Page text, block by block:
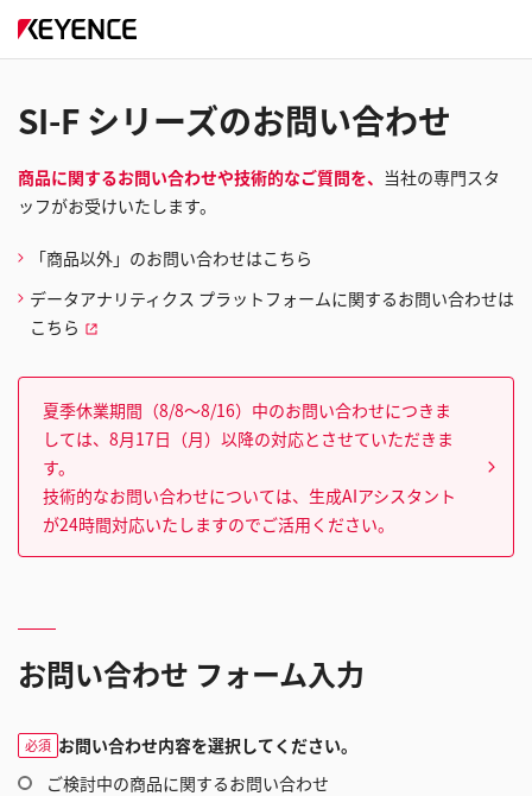
SI-F シリーズのお問い合わせ
商品に関するお問い合わせや技術的なご質問を、 当社の専門スタ
ッフがお受けいたします。
「商品以外」のお問い合わせはこちら
データアナリティクス プラットフォームに関するお問い合わせは
こちら
夏季休業期間（8/8～8/16）中のお問い合わせにつきま
しては、8月17日（月）以降の対応とさせていただきま
す。
技術的なお問い合わせについては、生成AIアシスタント
が24時間対応いたしますのでご活用ください。
お問い合わせ フォーム入力
必須 お問い合わせ内容を選択してください。
ご検討中の商品に関するお問い合わせ